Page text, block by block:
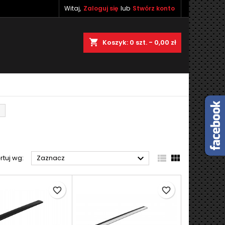
Witaj, Zaloguj się lub Stwórz konto
shopping_cart Koszyk: 0 szt. - 0,00 zł
wg: Zaznacz   
favorite_border favorite_border